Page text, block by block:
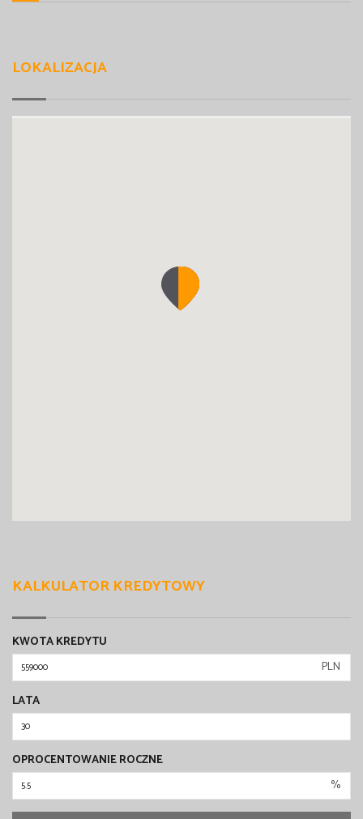
LOKALIZACJA
KALKULATOR KREDYTOWY
KWOTA KREDYTU
PLN
LATA
OPROCENTOWANIE ROCZNE
%